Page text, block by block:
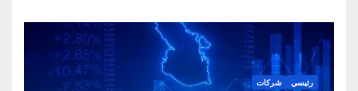
رئيسي شركات